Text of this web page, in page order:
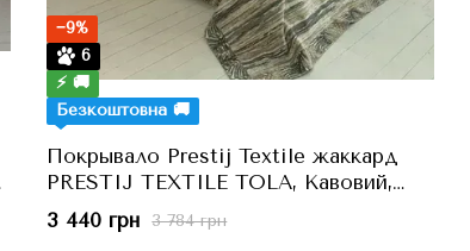
−9%
6
⚡ 🚚
Безкоштовна 🚚
Покрывало Prestij Textile жаккард
PRESTIJ TEXTILE TOLA, Кавовий,
160x230 см, Полуторний
3 784 грн
3 440 грн